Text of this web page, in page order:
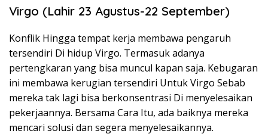
Virgo (Lahir 23 Agustus-22 September)
Konflik Hingga tempat kerja membawa pengaruh
tersendiri Di hidup Virgo. Termasuk adanya
pertengkaran yang bisa muncul kapan saja. Kebugaran
ini membawa kerugian tersendiri Untuk Virgo Sebab
mereka tak lagi bisa berkonsentrasi Di menyelesaikan
pekerjaannya. Bersama Cara Itu, ada baiknya mereka
mencari solusi dan segera menyelesaikannya.